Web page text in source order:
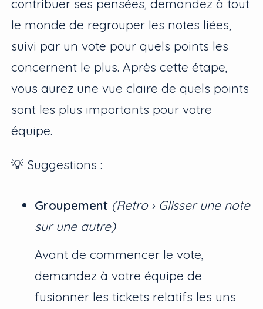
contribuer ses pensées, demandez à tout
le monde de regrouper les notes liées,
suivi par un vote pour quels points les
concernent le plus. Après cette étape,
vous aurez une vue claire de quels points
sont les plus importants pour votre
équipe.
💡 Suggestions :
Groupement (Retro › Glisser une note
sur une autre)
Avant de commencer le vote,
demandez à votre équipe de
fusionner les tickets relatifs les uns